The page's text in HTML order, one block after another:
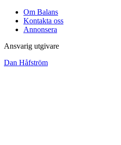
Om Balans
Kontakta oss
Annonsera
Ansvarig utgivare
Dan Håfström